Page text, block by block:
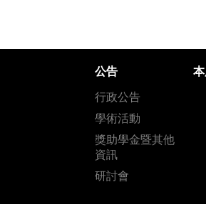
公告
行政公告
學術活動
獎助學金暨其他
資訊
研討會